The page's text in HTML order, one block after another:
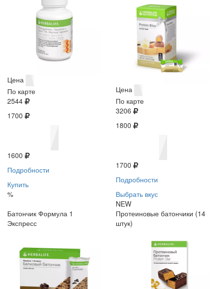
Цена
По карте
2544
1700
1600
Подробности
Купить
%
Цена
По карте
3206
1800
1700
Подробности
Выбрать вкус
NEW
Батончик Формула 1
Экспресс
Протеиновые батончики (14
штук)